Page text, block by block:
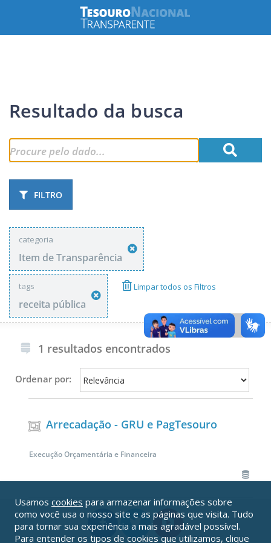
Resultado da busca
FILTRO
categoria
Item de Transparência
tags
receita pública
Limpar todos os Filtros
1 resultados encontrados
Ordenar por:
Arrecadação - GRU e PagTesouro
Execução Orçamentária e Financeira
Usamos cookies para armazenar informações sobre
como você usa o nosso site e as páginas que visita. Tudo
para tornar sua experiência a mais agradável possível.
Para entender os tipos de cookies que utilizamos, clique